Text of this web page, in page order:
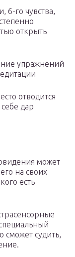
6-го чувства,
открыть
упражнений
отводится
дар
может
на своих
есть
сможет судить,